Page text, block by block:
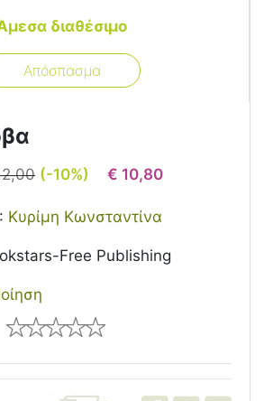
διαθέσιμο
Απόσπασμα
(-10%) € 10,80
: Κυρίμη Κωνσταντίνα
Free Publishing